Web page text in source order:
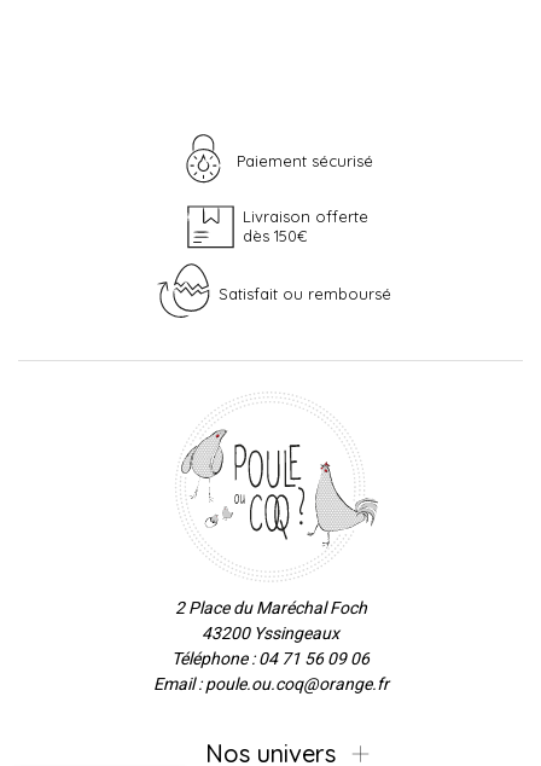
Paiement sécurisé
Livraison offerte
dès 150€
Satisfait ou remboursé
2 Place du Maréchal Foch
43200 Yssingeaux
Téléphone : 04 71 56 09 06
Email : poule.ou.coq@orange.fr
Nos univers